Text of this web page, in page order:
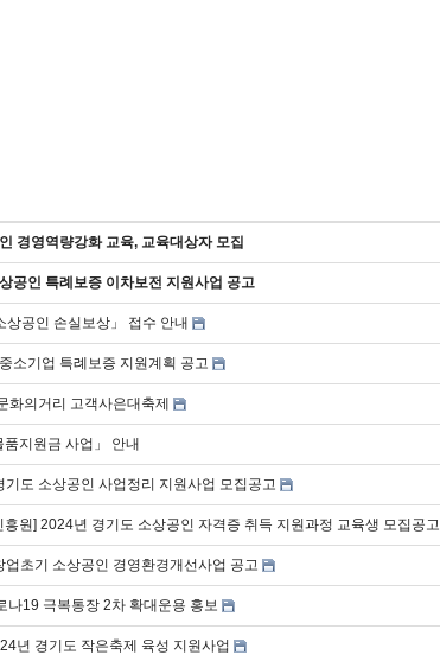
경영역량강화 교육, 교육대상자 모집
공인 특례보증 이차보전 지원사업 공고
상공인 손실보상」 접수 안내
소기업 특례보증 지원계획 공고
화의거리 고객사은대축제
품지원금 사업」 안내
기도 소상공인 사업정리 지원사업 모집공고
흥원] 2024년 경기도 소상공인 자격증 취득 지원과정 교육생 모집공고
업초기 소상공인 경영환경개선사업 공고
나19 극복통장 2차 확대운용 홍보
년 경기도 작은축제 육성 지원사업